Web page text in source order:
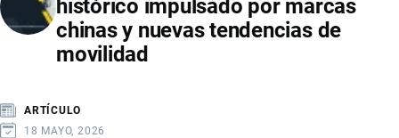
GUERRA
COMERCIAL
IMPULSA
MARCAS
histórico impulsado por marcas
chinas y nuevas tendencias de
movilidad
ARTÍCULO
18 MAYO, 2026